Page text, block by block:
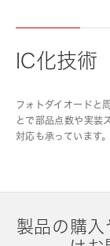
IC化技術
フォトダイオードと
とで部品点数や実装
対応も承っています。
製品の購